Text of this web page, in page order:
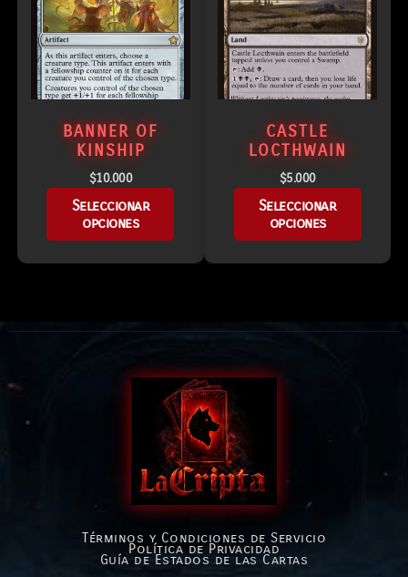
BANNER OF
KINSHIP
$10.000
Seleccionar
opciones
CASTLE
LOCTHWAIN
$5.000
Seleccionar
opciones
Términos y Condiciones de Servicio
Política de Privacidad
Guía de Estados de las Cartas